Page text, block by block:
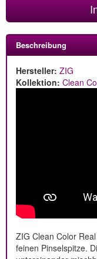
Beschreibung
Hersteller: ZIG
Kollektion: Clean
ZIG Clean Color
feinen Pinselspitze.